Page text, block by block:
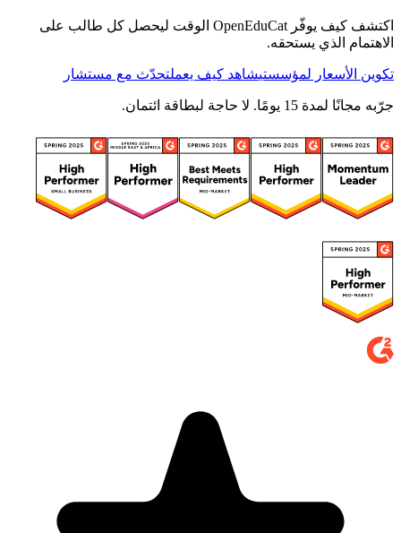
اكتشف كيف يوفّر OpenEduCat الوقت ليحصل كل طالب على
الاهتمام الذي يستحقه.
تكوين الأسعار لمؤسستيشاهد كيف يعملتحدّث مع مستشار
جرّبه مجانًا لمدة 15 يومًا. لا حاجة لبطاقة ائتمان.